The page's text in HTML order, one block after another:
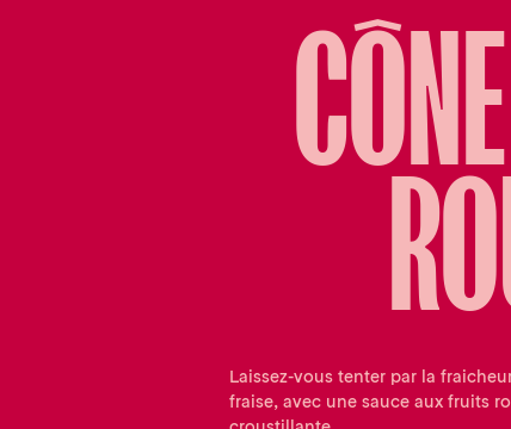
Laissez-vous tenter par la
fraise, avec une sauce aux fruits